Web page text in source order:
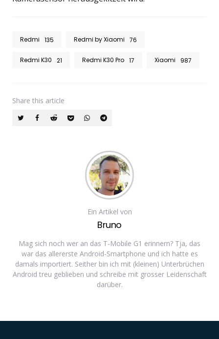
Redmi 135 Redmi by Xiaomi 76
Redmi K30 21 Redmi K30 Pro 17 Xiaomi 987
Share this article
Ein Artikel von
Bruno
Mag sich noch wer an das T-Mobile G1 erinnern? Tja, das
war das allererste Android-Smartphone und ich hatte es
damals importiert. Seither bin ich mit (kleinen) Unterbrüchen
Android treu geblieben und schreibe mit grosser Leidenschaft
darüber.